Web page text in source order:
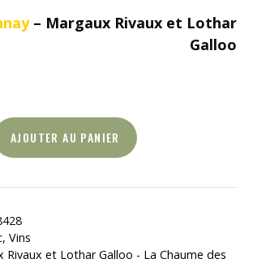
– Margaux Rivaux et Lothar
Galloo
AJOUTER AU PANIER
, Vins
Rivaux et Lothar Galloo - La Chaume des